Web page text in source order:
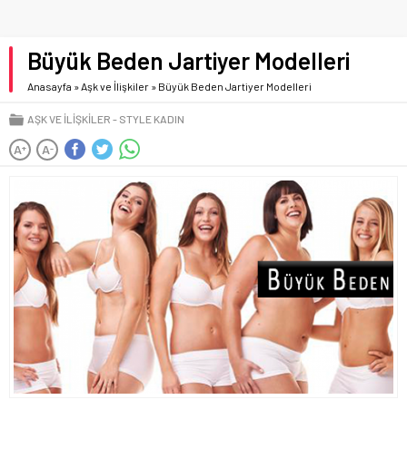
Büyük Beden Jartiyer Modelleri
Anasayfa »Aşk ve İlişkiler » Büyük Beden Jartiyer Modelleri
AŞK VE İLIŞKILER STYLE KADIN
A+ A-